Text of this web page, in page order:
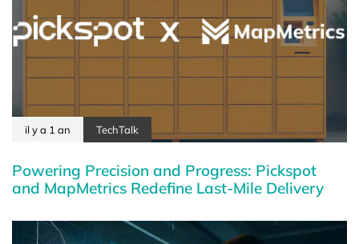
il y a 1 an TechTalk
Powering Precision and Progress: Pickspot
and MapMetrics Redefine Last-Mile Delivery